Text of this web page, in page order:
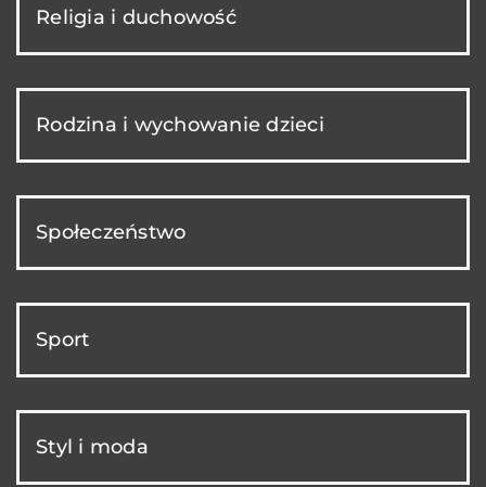
Religia i duchowość
Rodzina i wychowanie dzieci
Społeczeństwo
Sport
Styl i moda